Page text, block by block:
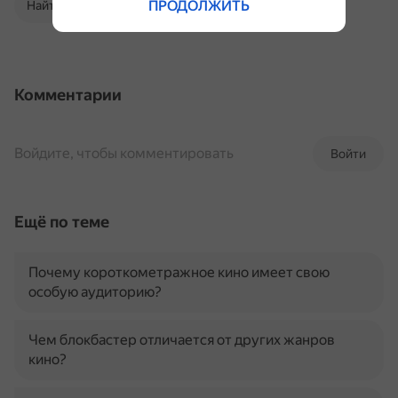
Найти в Поиске
Комментарии
Войти
Войдите, чтобы комментировать
Ещё по теме
Почему короткометражное кино имеет свою
особую аудиторию?
Чем блокбастер отличается от других жанров
кино?
ПРОДОЛЖИТЬ